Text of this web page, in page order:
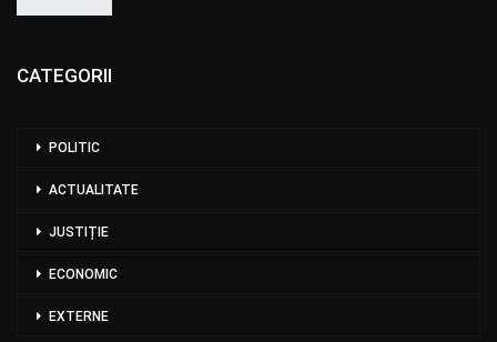
CATEGORII
POLITIC
ACTUALITATE
JUSTIȚIE
ECONOMIC
EXTERNE